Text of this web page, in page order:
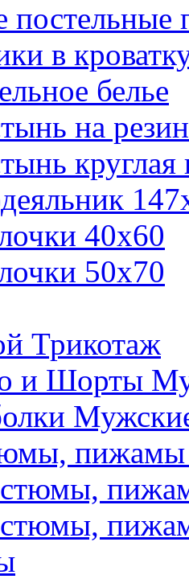
постельные
в
белье
на
круглая
40х60
50х70
Трикотаж
и Шорты
пижамы